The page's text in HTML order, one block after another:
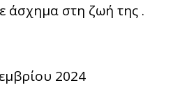
άσχημα στη ζωή της .
2024